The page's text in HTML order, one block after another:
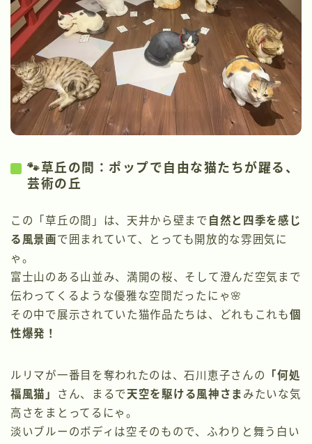
🐾草丘の間：ポップで自由な猫たちが躍る、
芸術の丘
この「草丘の間」は、天井から壁まで 自然と四季を感じ
る風景画で囲まれていて、とっても開放的な雰囲気に
ゃ。
富士山のある山並み、満開の桜、そして澄んだ空気まで
伝わってくるような優雅な空間だったにゃ🌸
その中で展示されていた猫作品たちは、どれもこれも個
性爆発！
ルリマが一番目を奪われたのは、石川恵子さんの
「何処
福風猫」
さん、まるで 天空を駆ける風神さま みたいな気
高さをまとってるにゃ。
淡いブルーのボディは空そのもので、ふわりと舞う白い